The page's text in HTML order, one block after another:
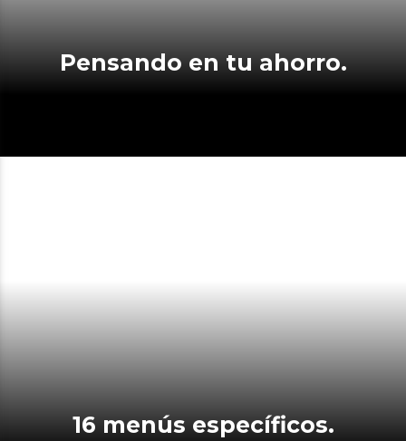
Pensando en tu ahorro.
16 menús específicos.